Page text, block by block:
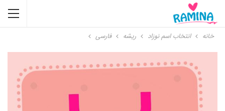
خانه انتخاب اسم نوزاد ریشه فارسی